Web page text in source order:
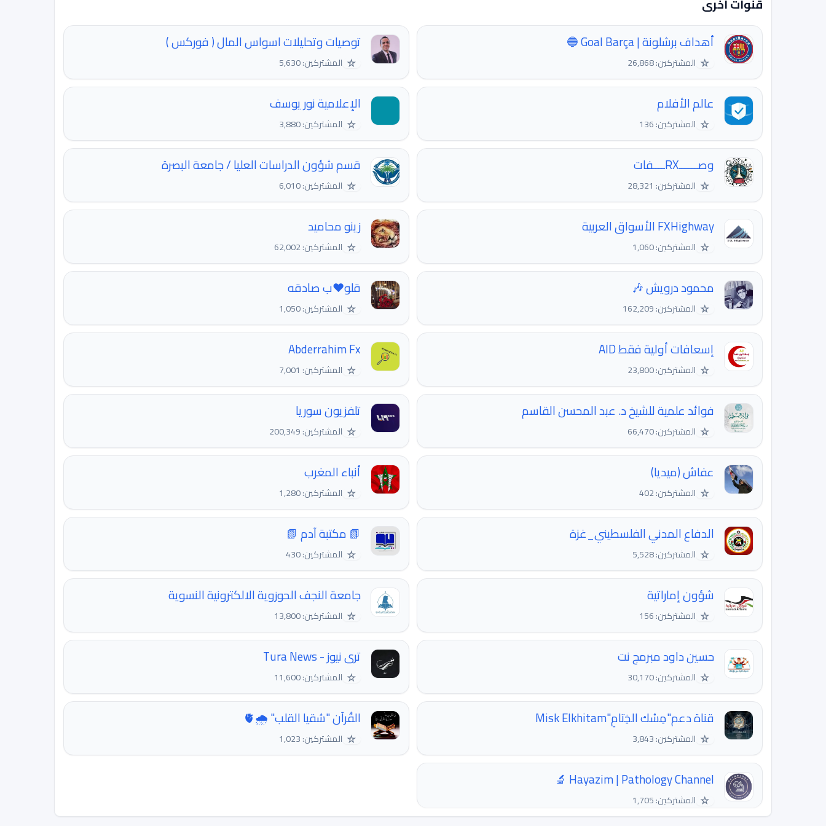
قنوات اخرى
أهداف برشلونة | Goal Barça 🔵
☆ المشتركين: 26,868
توصيات وتحليلات اسواس المال ( فوركس )
☆ المشتركين: 5,630
عالم الأفلام
☆ المشتركين: 136
الإعلامية نور يوسف ️️
☆ المشتركين: 3,880
وصــــــRXــــفات
☆ المشتركين: 28,321
قسم شؤون الدراسات العليا / جامعة البصرة
☆ المشتركين: 6,010
FXHighway الأسواق العربية
☆ المشتركين: 1,060
زينو محاميد
☆ المشتركين: 62,002
محمود درويش 🎶
☆ المشتركين: 162,209
قلو❤️ب صادقه
☆ المشتركين: 1,050
إسعافات أولية فقط AID
☆ المشتركين: 23,800
Abderrahim Fx
☆ المشتركين: 7,001
فوائد علمية للشيخ د. عبد المحسن القاسم
☆ المشتركين: 66,470
تلفزيون سوريا
☆ المشتركين: 200,349
عفاش (ميديا)
☆ المشتركين: 402
أنباء المغرب
☆ المشتركين: 1,280
الدفاع المدني الفلسطيني_غزة
☆ المشتركين: 5,528
📗 مكتبة آدم 📗
☆ المشتركين: 430
شؤون إماراتية
☆ المشتركين: 156
جامعة النجف الحوزوية الالكترونية النسوية
☆ المشتركين: 13,800
حسين داود مبرمج نت
☆ المشتركين: 30,170
ترى نيوز - Tura News
☆ المشتركين: 11,600
قناة دعم"مِسْك الخِتامِ"Misk Elkhitam
☆ المشتركين: 3,843
القُرآن "سُقيا القلب" 🌧🫀
☆ المشتركين: 1,023
Hayazim | Pathology Channel 🔬
☆ المشتركين: 1,705